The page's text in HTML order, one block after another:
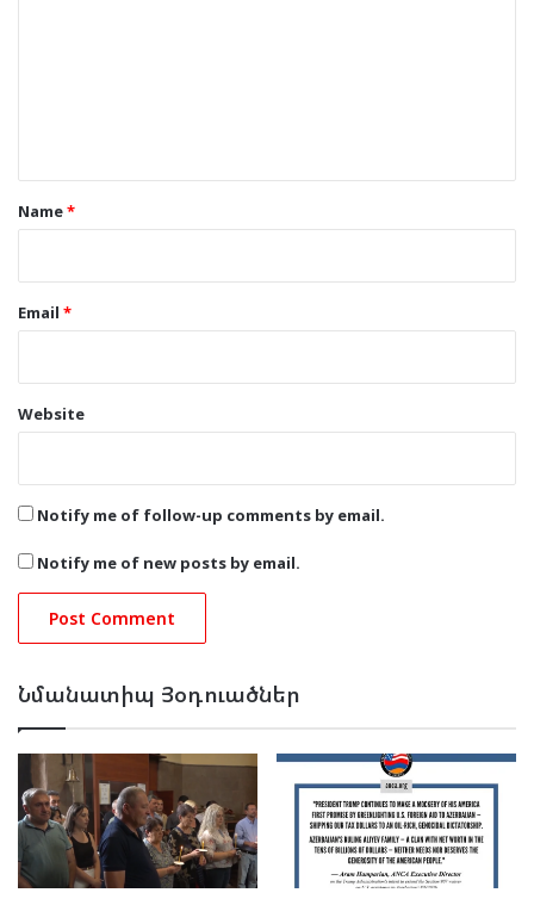
*Name*
Email *
Website
Notify me of follow-up comments by email.
Notify me of new posts by email.
Նմանատիպ Յօդուածներ